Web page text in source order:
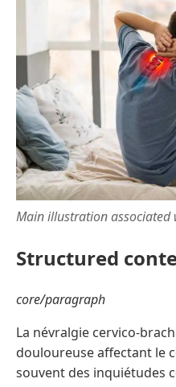
Main illustration associated
Structured
core/paragraph
La névralgie cervico-
douloureuse affectant le
souvent des inquiétudes